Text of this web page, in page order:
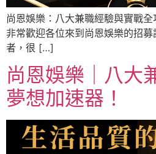
尚恩娛樂：八大兼職經驗與實戰全
非常歡迎各位來到尚恩娛樂的招
者，很 […]
尚恩娛樂｜八大
夢想加速器！